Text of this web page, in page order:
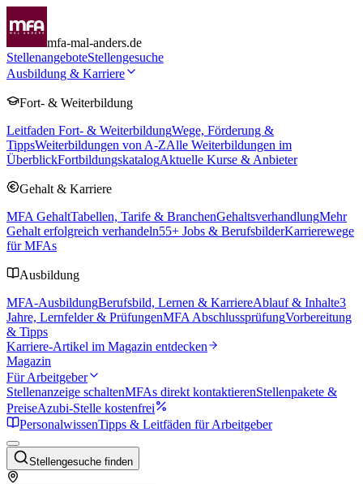
mfa-mal-anders.de
StellenangeboteStellengesuche
Ausbildung & Karriere
Fort- & Weiterbildung
Leitfaden Fort- & WeiterbildungWege, Förderung &
TippsWeiterbildungen von A-ZAlle Weiterbildungen im
ÜberblickFortbildungskatalogAktuelle Kurse & Anbieter
Gehalt & Karriere
MFA GehaltTabellen, Tarife & BranchenGehaltsverhandlungMehr
Gehalt erfolgreich verhandeln55+ Jobs & BerufsbilderKarrierewege
für MFAs
Ausbildung
MFA-AusbildungBerufsbild, Lernen & KarriereAblauf & Inhalte3
Jahre, Lernfelder & PrüfungenMFA AbschlussprüfungVorbereitung
& Tipps
Karriere-Artikel im Magazin entdecken
Magazin
Für Arbeitgeber
Stellenanzeige schaltenMFAs direkt kontaktierenStellenpakete &
PreiseAzubi-Stelle kostenfrei
PersonalwissenTipps & Leitfäden für Arbeitgeber
Stellengesuche finden